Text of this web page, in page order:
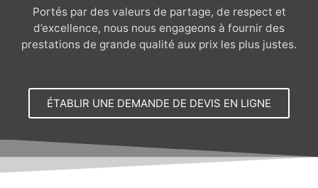
Portés par des valeurs de partage, de respect et
d’excellence, nous nous engageons à fournir des
prestations de grande qualité aux prix les plus justes.
ÉTABLIR UNE DEMANDE DE DEVIS EN LIGNE